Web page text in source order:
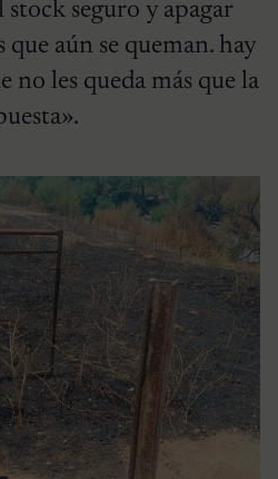
seguro y apagar
aún se queman. hay
no les queda más que la